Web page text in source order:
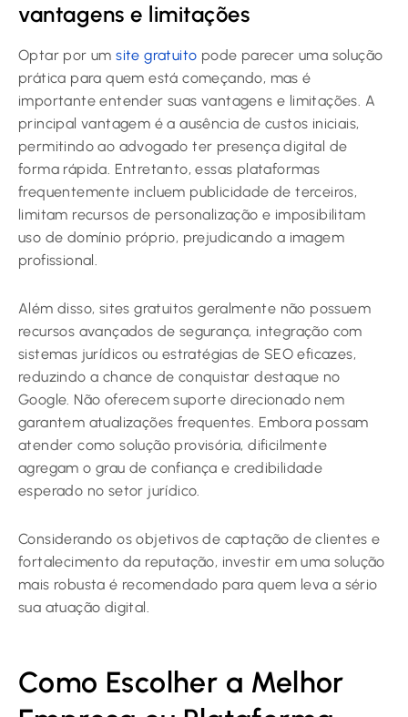
vantagens e limitações
Optar por umsite gratuito pode parecer uma solução
prática para quem está começando, mas é
importante entender suas vantagens e limitações. A
principal vantagem é a ausência de custos iniciais,
permitindo ao advogado ter presença digital de
forma rápida. Entretanto, essas plataformas
frequentemente incluem publicidade de terceiros,
limitam recursos de personalização e imposibilitam
uso de domínio próprio, prejudicando a imagem
profissional.
Além disso, sites gratuitos geralmente não possuem
recursos avançados de segurança, integração com
sistemas jurídicos ou estratégias de SEO eficazes,
reduzindo a chance de conquistar destaque no
Google. Não oferecem suporte direcionado nem
garantem atualizações frequentes. Embora possam
atender como solução provisória, dificilmente
agregam o grau de confiança e credibilidade
esperado no setor jurídico.
Considerando os objetivos de captação de clientes e
fortalecimento da reputação, investir em uma solução
mais robusta é recomendado para quem leva a sério
sua atuação digital.
Como Escolher a Melhor